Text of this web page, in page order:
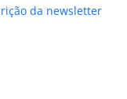
da newsletter